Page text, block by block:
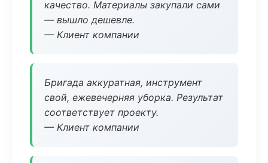
качество. Материалы закупали сами
— вышло дешевле.
— Клиент компании
Бригада аккуратная, инструмент
свой, ежевечерняя уборка. Результат
соответствует проекту.
— Клиент компании